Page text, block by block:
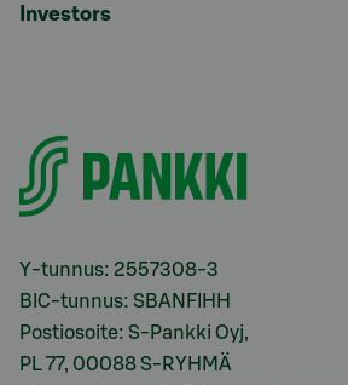
Investors
Y-tunnus: 2557308-3
BIC-tunnus: SBANFIHH
Postiosoite: S-Pankki Oyj,
PL 77, 00088 S-RYHMÄ